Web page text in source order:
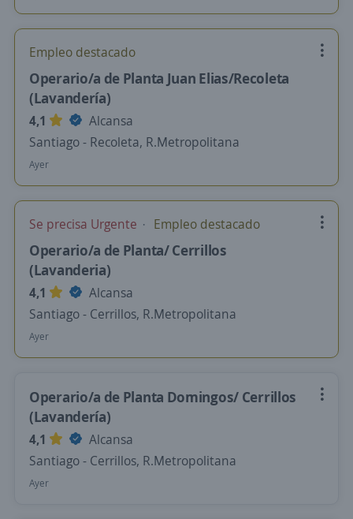
Empleo destacado
Operario/a de Planta Juan Elias/Recoleta
(Lavandería)
4,1
Alcansa
Santiago - Recoleta, R.Metropolitana
Ayer
Se precisa Urgente Empleo destacado
Operario/a de Planta/ Cerrillos
(Lavanderia)
4,1
Alcansa
Santiago - Cerrillos, R.Metropolitana
Ayer
Operario/a de Planta Domingos/ Cerrillos
(Lavandería)
4,1
Alcansa
Santiago - Cerrillos, R.Metropolitana
Ayer